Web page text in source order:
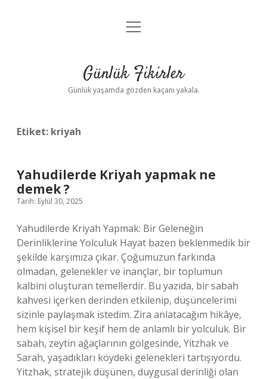
Anasayfa
Yasal Uyarı
menüyü
Günlük Fikirler
Günlük yaşamda gözden kaçanı yakala.
Etiket: kriyah
Yahudilerde Kriyah yapmak ne
demek ?
Tarih: Eylül 30, 2025
Yahudilerde Kriyah Yapmak: Bir Geleneğin
Derinliklerine Yolculuk Hayat bazen beklenmedik bir
şekilde karşımıza çıkar. Çoğumuzun farkında
olmadan, gelenekler ve inançlar, bir toplumun
kalbini oluşturan temellerdir. Bu yazıda, bir sabah
kahvesi içerken derinden etkilenip, düşüncelerimi
sizinle paylaşmak istedim. Zira anlatacağım hikâye,
hem kişisel bir keşif hem de anlamlı bir yolculuk. Bir
sabah, zeytin ağaçlarının gölgesinde, Yitzhak ve
Sarah, yaşadıkları köydeki gelenekleri tartışıyordu.
Yitzhak, stratejik düşünen, duygusal derinliği olan